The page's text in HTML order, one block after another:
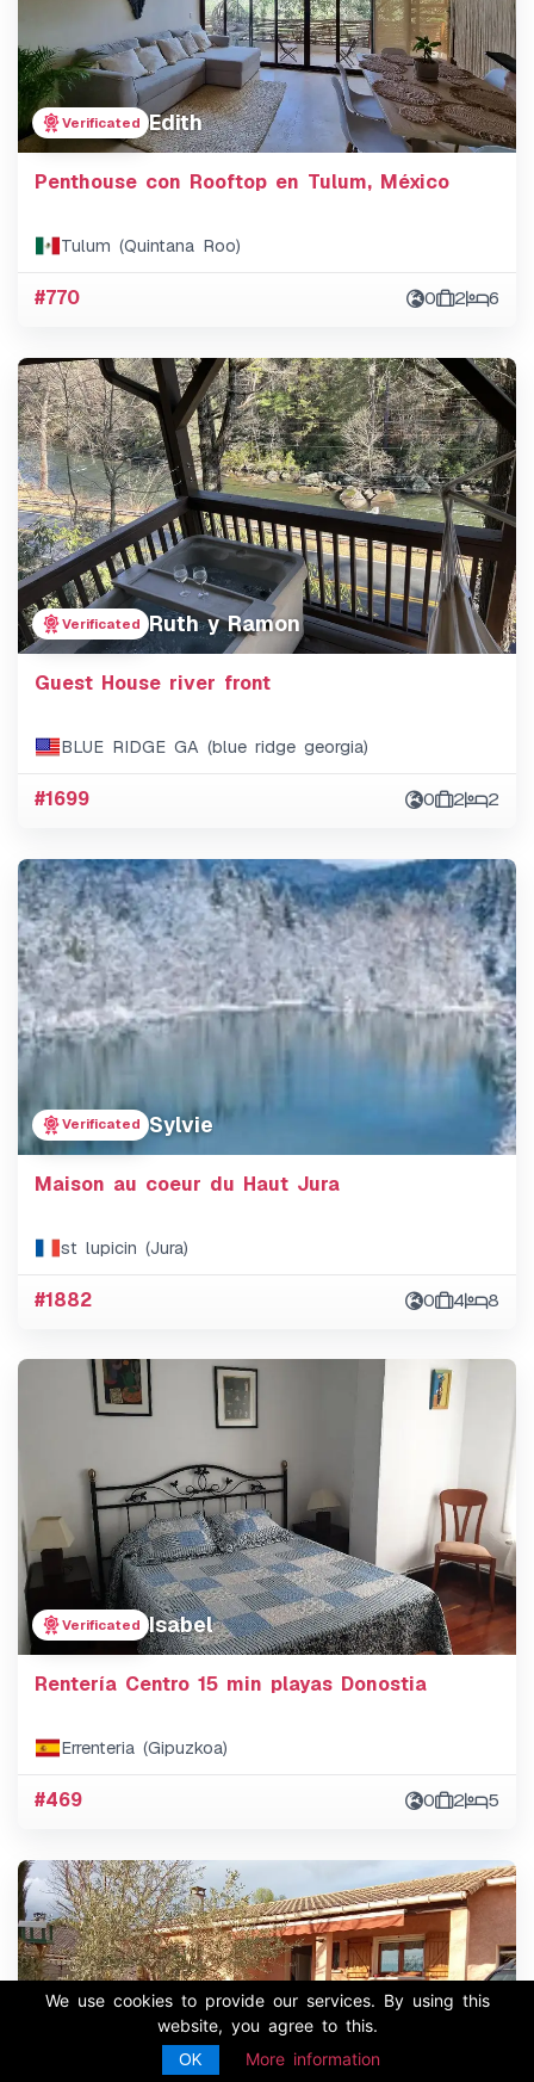
Verificated Edith
Penthouse con Rooftop en Tulum, México
Tulum (Quintana Roo)
#770 0 2 6
Verificated Ruth y Ramon
Guest House river front
BLUE RIDGE GA (blue ridge georgia)
#1699 0 2 2
Verificated Sylvie
Maison au coeur du Haut Jura
st lupicin (Jura)
#1882 0 4 8
Verificated Isabel
Rentería Centro 15 min playas Donostia
Errenteria (Gipuzkoa)
#469 0 2 5
We use cookies to provide our services. By using this
website, you agree to this.
OK More information